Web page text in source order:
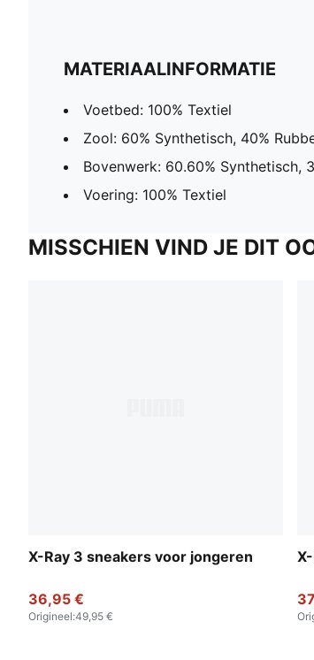
MATERIAALINFORMATIE
Voetbed: 100% Textiel
Zool: 60% Synthetisch, 40%
Bovenwerk: 60.60% Synthetisch,
Voering: 100% Textiel
MISSCHIEN VIND JE DIT
X-Ray 3 sneakers voor jongeren
36,95 €
Origineel:49,95 €